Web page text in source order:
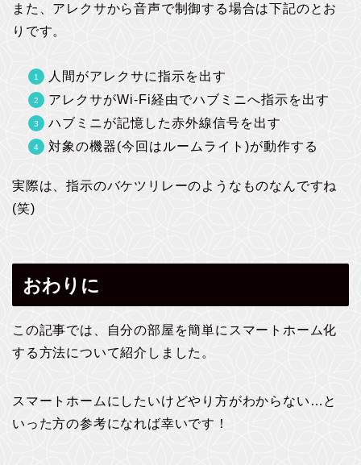
また、アレクサから音声で制御する場合は下記のとお
りです。
人間がアレクサに指示を出す
アレクサがWi-Fi経由でハブミニへ指示を出す
ハブミニが記憶した赤外線信号を出す
対象の機器(今回はルームライト)が動作する
実際は、指示のバケツリレーのようなものなんですね
(笑)
おわりに
この記事では、自分の部屋を簡単にスマートホーム化
する方法について紹介しました。
スマートホームにしたいけどやり方がわからない…と
いった方の参考になれば幸いです！